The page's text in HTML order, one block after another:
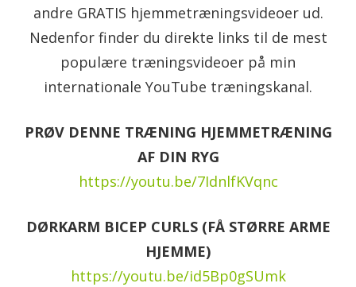
andre GRATIS hjemmetræningsvideoer ud.
Nedenfor finder du direkte links til de mest
populære træningsvideoer på min
internationale YouTube træningskanal.
PRØV DENNE TRÆNING HJEMMETRÆNING
AF DIN RYG
https://youtu.be/7IdnlfKVqnc
DØRKARM BICEP CURLS (FÅ STØRRE ARME
HJEMME)
https://youtu.be/id5Bp0gSUmk